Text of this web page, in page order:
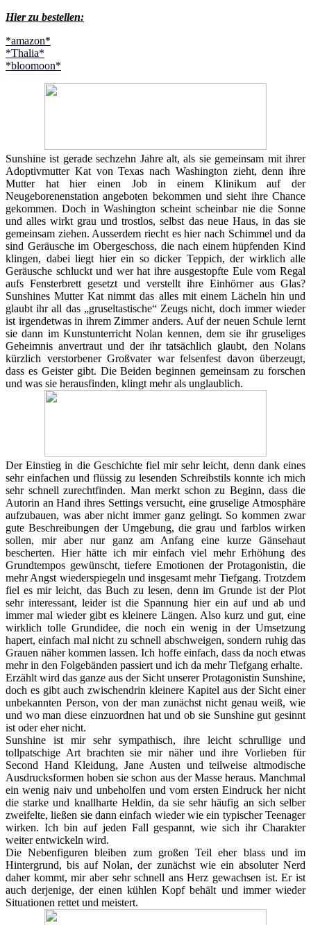
Hier zu bestellen:
*amazon*
*Thalia*
*bloomoon*
Sunshine ist gerade sechzehn Jahre alt, als sie gemeinsam mit ihrer
Adoptivmutter Kat von Texas nach Washington zieht, denn ihre
Mutter hat hier einen Job in einem Klinikum auf der
Neugeborenenstation angeboten bekommen und sieht ihre Chance
gekommen. Doch in Washington scheint scheinbar nie die Sonne
und alles wirkt grau und trostlos, selbst das neue Haus, in das sie
gemeinsam ziehen. Ausserdem riecht es hier nach Schimmel und da
sind Geräusche im Obergeschoss, die nach einem hüpfenden Kind
klingen, dabei liegt hier ein so dicker Teppich, der wirklich alle
Geräusche schluckt und wer hat ihre ausgestopfte Eule vom Regal
aufs Fensterbrett gesetzt und verstellt ihre Einhörner aus Glas?
Sunshines Mutter Kat nimmt das alles mit einem Lächeln hin und
glaubt ihr all das „gruseltastische“ Zeugs nicht, doch immer wieder
ist irgendetwas in ihrem Zimmer anders. Auf der neuen Schule lernt
sie dann im Kunstunterricht Nolan kennen, dem sie ihr gruseliges
Geheimnis anvertraut und der ihr tatsächlich glaubt, den Nolans
kürzlich verstorbener Großvater war felsenfest davon überzeugt,
dass es Geister gibt. Die Beiden beginnen gemeinsam zu forschen
und was sie herausfinden, klingt mehr als unglaublich.
Der Einstieg in die Geschichte fiel mir sehr leicht, denn dank eines
sehr einfachen und flüssig zu lesenden Schreibstils konnte ich mich
sehr schnell zurechtfinden. Man merkt schon zu Beginn, dass die
Autorin an Hand ihres Settings versucht, eine gruselige Atmosphäre
aufzubauen, was aber nicht immer ganz gelingt. So kommen zwar
gute Beschreibungen der Umgebung, die grau und farblos wirken
sollen, mir aber nur ganz am Anfang eine kurze Gänsehaut
bescherten. Hier hätte ich mir einfach viel mehr Erhöhung des
Grundtempos gewünscht, tiefere Emotionen der Protagonistin, die
mehr Angst wiederspiegeln und insgesamt mehr Tiefgang. Trotzdem
fiel es mir leicht, das Buch zu lesen, denn im Grunde ist der Plot
sehr interessant, leider ist die Spannung hier ein auf und ab und
immer mal wieder gibt es kleinere Längen. Also kurz und gut, eine
wirklich tolle Grundidee, die noch ein wenig in der Umsetzung
hapert, einfach mal nicht zu schnell abschweigen, sondern ruhig das
Grauen näher kommen lassen. Ich hoffe einfach, dass da noch etwas
mehr in den Folgebänden passiert und ich da mehr Tiefgang erhalte.
Erzählt wird das ganze aus der Sicht unserer Protagonistin Sunshine,
doch es gibt auch zwischendrin kleinere Kapitel aus der Sicht einer
unbekannten Person, von der man zunächst nicht genau weiß, wie
und wo man diese einzuordnen hat und ob sie Sunshine gut gesinnt
ist oder eher nicht.
Sunshine ist mir sehr sympathisch, ihre leicht schrullige und
tollpatschige Art brachten sie mir näher und ihre Vorlieben für
Second Hand Kleidung, Jane Austen und teilweise altmodische
Ausdrucksformen hoben sie schon aus der Masse heraus. Manchmal
ein wenig naiv und unbeholfen und vom ersten Eindruck her nicht
die starke und knallharte Heldin, da sie sehr häufig an sich selber
zweifelte, ließen sie dann einfach wieder wie ein typischer Teenager
wirken. Ich bin auf jeden Fall gespannt, wie sich ihr Charakter
weiter entwickeln wird.
Die Nebenfiguren bleiben zum großen Teil eher blass und im
Hintergrund, bis auf Nolan, der zunächst wie ein absoluter Nerd
daher kommt, mir aber sehr schnell ans Herz gewachsen ist. Er ist
auch derjenige, der einen kühlen Kopf behält und immer wieder
Situationen rettet und meistert.